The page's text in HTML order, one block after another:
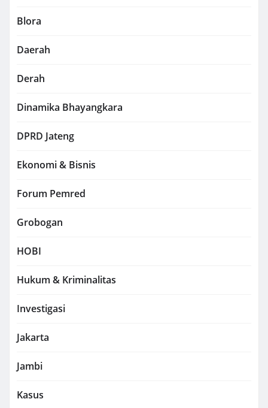
Blora
Daerah
Derah
Dinamika Bhayangkara
DPRD Jateng
Ekonomi & Bisnis
Forum Pemred
Grobogan
HOBI
Hukum & Kriminalitas
Investigasi
Jakarta
Jambi
Kasus